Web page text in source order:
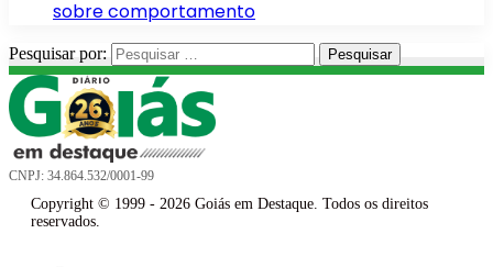
sobre comportamento
Pesquisar por:
CNPJ: 34.864.532/0001-99
Copyright © 1999 - 2026 Goiás em Destaque. Todos os direitos
reservados.